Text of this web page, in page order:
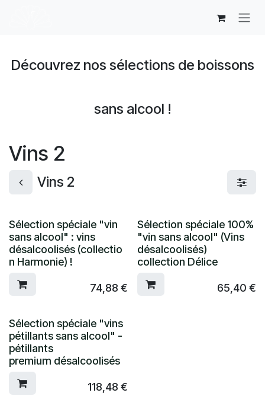
Découvrez nos sélections de boissons
sans alcool !
Vins 2
Vins 2
Sélection spéciale "vin
sans alcool" : vins
désalcoolisés (collectio
n Harmonie) !
74,88 €
Sélection spéciale 100%
"vin sans alcool" (Vins
désalcoolisés)
collection Délice
65,40 €
Sélection spéciale "vins
pétillants sans alcool" -
pétillants
premium désalcoolisés
118,48 €